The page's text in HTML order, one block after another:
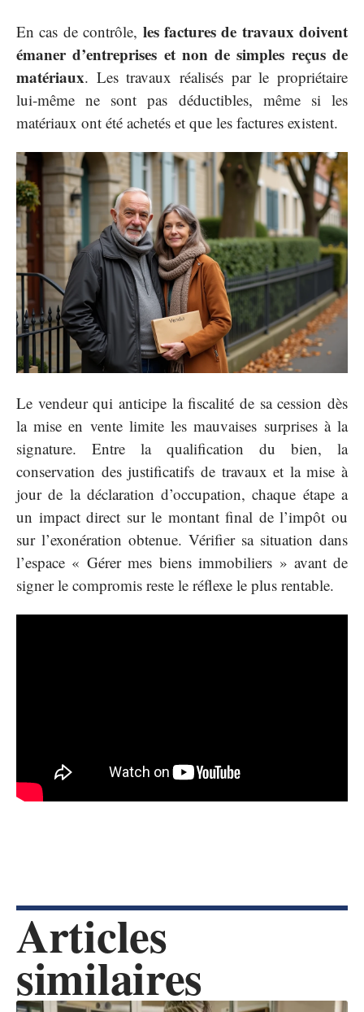
En cas de contrôle, les factures de travaux doivent
émaner d’entreprises et non de simples reçus de
matériaux. Les travaux réalisés par le propriétaire
lui-même ne sont pas déductibles, même si les
matériaux ont été achetés et que les factures existent.
Le vendeur qui anticipe la fiscalité de sa cession dès
la mise en vente limite les mauvaises surprises à la
signature. Entre la qualification du bien, la
conservation des justificatifs de travaux et la mise à
jour de la déclaration d’occupation, chaque étape a
un impact direct sur le montant final de l’impôt ou
sur l’exonération obtenue. Vérifier sa situation dans
l’espace « Gérer mes biens immobiliers » avant de
signer le compromis reste le réflexe le plus rentable.
Articles
similaires